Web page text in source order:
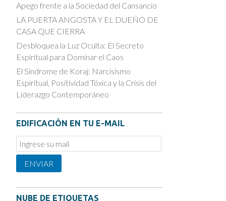
Apego frente a la Sociedad del Cansancio
LA PUERTA ANGOSTA Y EL DUEÑO DE
CASA QUE CIERRA
Desbloquea la Luz Oculta: El Secreto
Espiritual para Dominar el Caos
El Síndrome de Koraj: Narcisismo
Espiritual, Positividad Tóxica y la Crisis del
Liderazgo Contemporáneo
EDIFICACIÓN EN TU E-MAIL
Email
Subscription
ENVIAR
NUBE DE ETIQUETAS